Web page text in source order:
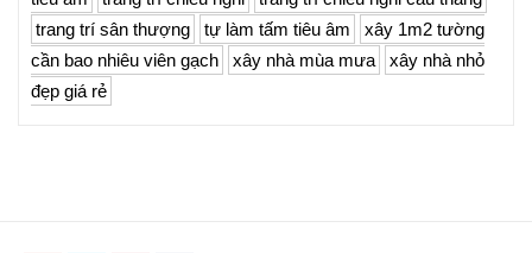
trang trí sân thượng
tự làm tấm tiêu âm
xây 1m2 tường
cần bao nhiêu viên gạch
xây nhà mùa mưa
xây nhà nhỏ
đẹp giá rẻ